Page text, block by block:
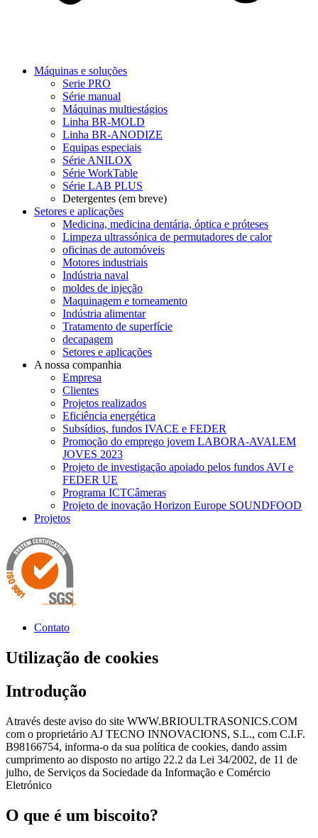
Máquinas e soluções
Serie PRO
Série manual
Máquinas multiestágios
Linha BR-MOLD
Linha BR-ANODIZE
Equipas especiais
Série ANILOX
Série WorkTable
Série LAB PLUS
Detergentes (em breve)
Setores e aplicações
Medicina, medicina dentária, óptica e próteses
Limpeza ultrassónica de permutadores de calor
oficinas de automóveis
Motores industriais
Indústria naval
moldes de injeção
Maquinagem e torneamento
Indústria alimentar
Tratamento de superfície
decapagem
Setores e aplicações
A nossa companhia
Empresa
Clientes
Projetos realizados
Eficiência energética
Subsídios, fundos IVACE e FEDER
Promoção do emprego jovem LABORA-AVALEM
JOVES 2023
Projeto de investigação apoiado pelos fundos AVI e
FEDER UE
Programa ICTCâmeras
Projeto de inovação Horizon Europe SOUNDFOOD
Projetos
Contato
Utilização de cookies
Introdução
Através deste aviso do site WWW.BRIOULTRASONICS.COM
com o proprietário AJ TECNO INNOVACIONS, S.L., com C.I.F.
B98166754, informa-o da sua política de cookies, dando assim
cumprimento ao disposto no artigo 22.2 da Lei 34/2002, de 11 de
julho, de Serviços da Sociedade da Informação e Comércio
Eletrónico
O que é um biscoito?